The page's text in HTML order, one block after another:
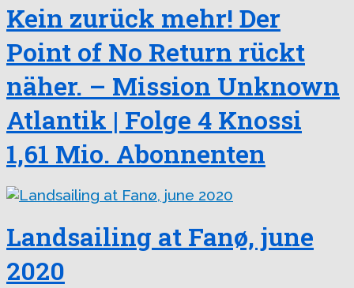
Kein zurück mehr! Der
Point of No Return rückt
näher. – Mission Unknown
Atlantik | Folge 4 Knossi
1,61 Mio. Abonnenten
Landsailing at Fanø, june
2020